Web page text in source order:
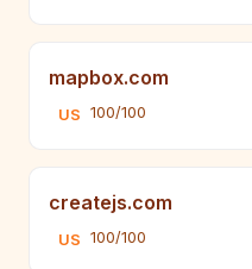
mapbox.com
US 100/100
createjs.com
US 100/100